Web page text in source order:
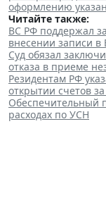
оформлению
Читайте также:
ВС РФ поддержал
внесении записи
Суд обязал
отказа в приеме
Резидентам РФ
открытии счетов
Обеспечительный
расходах по УСН